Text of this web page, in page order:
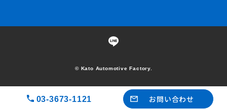
03-3673-1121 お問い合わせ
© Kato Automotive Factory.